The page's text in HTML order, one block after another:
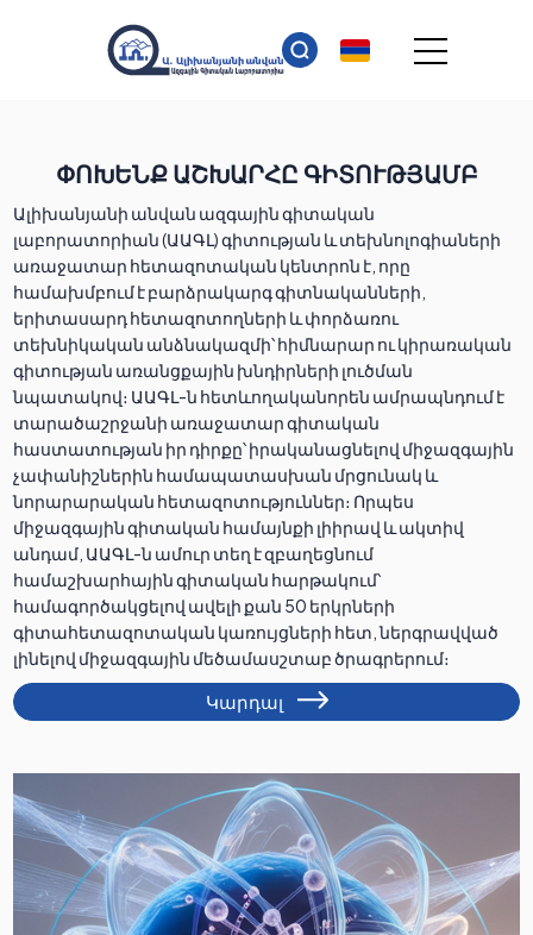
ՓՈԽԵՆՔ ԱՇԽԱՐՀԸ ԳԻՏՈՒԹՅԱՄԲ
Ալիխանյանի անվան ազգային գիտական
լաբորատորիան (ԱԱԳԼ) գիտության և տեխնոլոգիաների
առաջատար հետազոտական կենտրոն է, որը
համախմբում է բարձրակարգ գիտնականների,
երիտասարդ հետազոտողների և փորձառու
տեխնիկական անձնակազմի՝ հիմնարար ու կիրառական
գիտության առանցքային խնդիրների լուծման
նպատակով։ ԱԱԳԼ-ն հետևողականորեն ամրապնդում է
տարածաշրջանի առաջատար գիտական
հաստատության իր դիրքը՝ իրականացնելով միջազգային
չափանիշներին համապատասխան մրցունակ և
նորարարական հետազոտություններ։ Որպես
միջազգային գիտական համայնքի լիիրավ և ակտիվ
անդամ, ԱԱԳԼ-ն ամուր տեղ է զբաղեցնում
համաշխարհային գիտական հարթակում՝
համագործակցելով ավելի քան 50 երկրների
գիտահետազոտական կառույցների հետ, ներգրավված
լինելով միջազգային մեծամասշտաբ ծրագրերում։
Կարդալ